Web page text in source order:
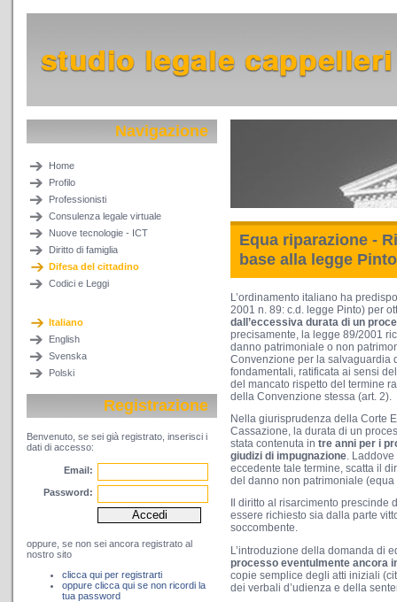
Navigazione
Home
Profilo
Professionisti
Consulenza legale virtuale
Nuove tecnologie - ICT
Diritto di famiglia
Difesa del cittadino
Codici e Leggi
Italiano
English
Svenska
Polski
Registrazione
Benvenuto, se sei già registrato, inserisci i
dati di accesso:
Email:
Password:
oppure, se non sei ancora registrato al
nostro sito
clicca qui per registrarti
oppure clicca qui se non ricordi la
tua password
Equa riparazione -
base alla legge Pinto
L’ordinamento italiano ha
2001 n. 89: c.d. legge Pinto) per
dall’eccessiva durata di un
precisamente, la legge 89/2001
danno patrimoniale o non
Convenzione per la salvaguardia
fondamentali, ratificata ai sensi
del mancato rispetto del termine
della Convenzione stessa (art. 2).
Nella giurisprudenza della Corte
Cassazione, la durata di un
stata contenuta in tre anni per i
giudizi di impugnazione.
eccedente tale termine, scatta il
del danno non patrimoniale
Il diritto al risarcimento prescinde
essere richiesto sia dalla parte
soccombente.
L’introduzione della domanda di
processo eventulmente ancora
copie semplice degli atti iniziali
dei verbali d’udienza e della